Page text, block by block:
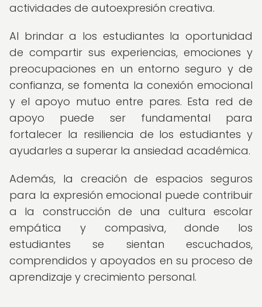
actividades de autoexpresión creativa.
Al brindar a los estudiantes la oportunidad
de compartir sus experiencias, emociones y
preocupaciones en un entorno seguro y de
confianza, se fomenta la conexión emocional
y el apoyo mutuo entre pares. Esta red de
apoyo puede ser fundamental para
fortalecer la resiliencia de los estudiantes y
ayudarles a superar la ansiedad académica.
Además, la creación de espacios seguros
para la expresión emocional puede contribuir
a la construcción de una cultura escolar
empática y compasiva, donde los
estudiantes se sientan escuchados,
comprendidos y apoyados en su proceso de
aprendizaje y crecimiento personal.